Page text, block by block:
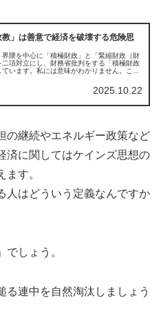
教」は善意で経済を破壊する危険思
界隈を中心に「積極財政」と「緊縮財政（財
二項対立にし、財務省批判をする「積極財政
ています。私には意味がわかりません。これ
2025.10.22
の継続やエネルギー政策など
済に関してはケインズ思想の
す。
人はどういう定義なんですか
でしょう。
る連中を自然淘汰しましょう